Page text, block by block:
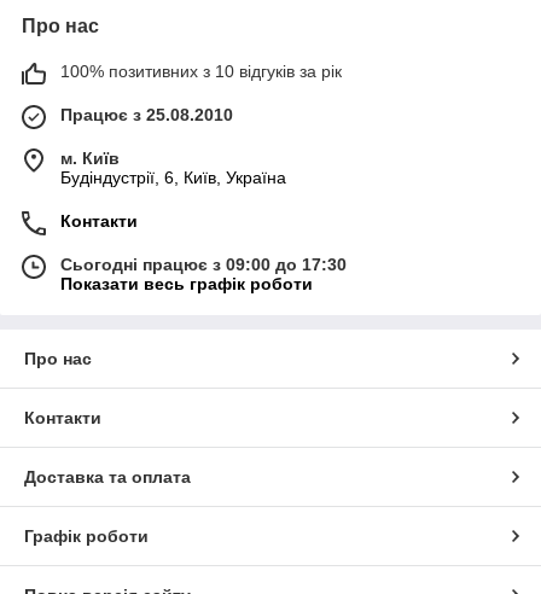
Про нас
100% позитивних з 10 відгуків за рік
Працює з 25.08.2010
м. Київ
Будіндустрії, 6, Київ, Україна
Контакти
Сьогодні працює з 09:00 до 17:30
Показати весь графік роботи
Про нас
Контакти
Доставка та оплата
Графік роботи